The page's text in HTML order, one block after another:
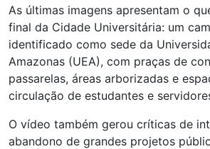
As últimas imagens apresentam o
final da Cidade Universitária: um
identificado como sede da
Amazonas (UEA), com praças de
passarelas, áreas arborizadas e
circulação de estudantes e
O vídeo também gerou críticas de
abandono de grandes projetos